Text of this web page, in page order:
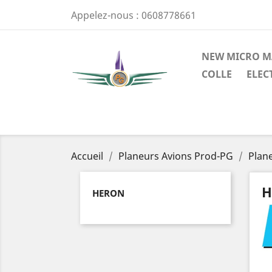
Appelez-nous : 0608778661
NEW MICRO
COLLE
Accueil Planeurs Avions Prod-PG
HERON